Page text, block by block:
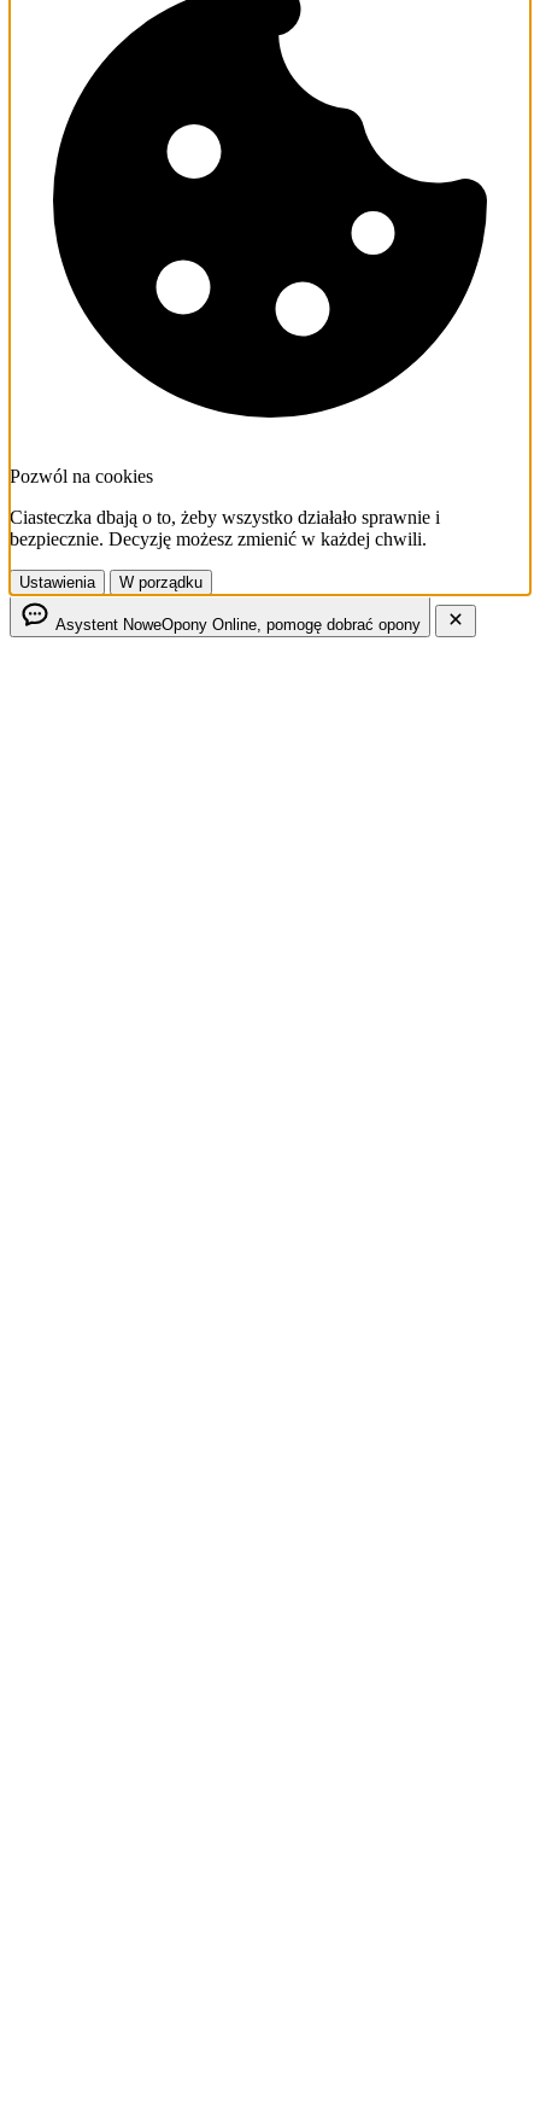
Pozwól na cookies
Ciasteczka dbają o to, żeby wszystko działało sprawnie i
bezpiecznie. Decyzję możesz zmienić w każdej chwili.
Ustawienia W porządku
Asystent NoweOpony Online, pomogę dobrać opony